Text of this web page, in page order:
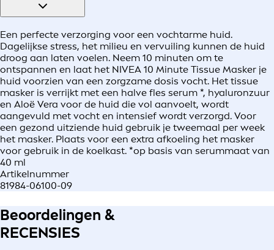
Een perfecte verzorging voor een vochtarme huid.
Dagelijkse stress, het milieu en vervuiling kunnen de huid
droog aan laten voelen. Neem 10 minuten om te
ontspannen en laat het NIVEA 10 Minute Tissue Masker je
huid voorzien van een zorgzame dosis vocht. Het tissue
masker is verrijkt met een halve fles serum *, hyaluronzuur
en Aloë Vera voor de huid die vol aanvoelt, wordt
aangevuld met vocht en intensief wordt verzorgd. Voor
een gezond uitziende huid gebruik je tweemaal per week
het masker. Plaats voor een extra afkoeling het masker
voor gebruik in de koelkast. *op basis van serummaat van
40 ml
Artikelnummer
81984-06100-09
Beoordelingen &
RECENSIES